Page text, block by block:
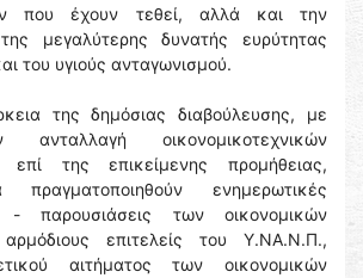
που έχουν τεθεί, αλλά και την
μεγαλύτερης δυνατής ευρύτητας
του υγιούς ανταγωνισμού.
της δημόσιας διαβούλευσης, με
οικονομικοτεχνικών
επί της επικείμενης προμήθειας,
ενημερωτικές
- παρουσιάσεις των οικονομικών
επιτελείς του Υ.ΝΑ.Ν.Π.,
αιτήματος των οικονομικών